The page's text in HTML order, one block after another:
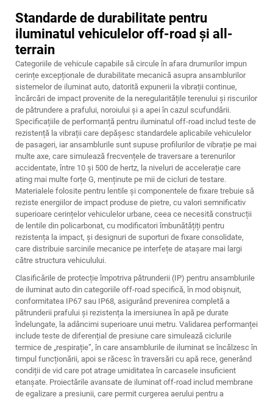
Standarde de durabilitate pentru
iluminatul vehiculelor off-road și all-
terrain
Categoriile de vehicule capabile să circule în afara drumurilor impun
cerințe excepționale de durabilitate mecanică asupra ansamblurilor
sistemelor de iluminat auto, datorită expunerii la vibrații continue,
încărcări de impact provenite de la neregularitățile terenului și riscurilor
de pătrundere a prafului, noroiului și a apei în cazul scufundării.
Specificațiile de performanță pentru iluminatul off-road includ teste de
rezistență la vibrații care depășesc standardele aplicabile vehiculelor
de pasageri, iar ansamblurile sunt supuse profilurilor de vibrație pe mai
multe axe, care simulează frecvențele de traversare a terenurilor
accidentate, între 10 și 500 de hertz, la niveluri de accelerație care
ating mai multe forțe G, menținute pe mii de cicluri de testare.
Materialele folosite pentru lentile și componentele de fixare trebuie să
reziste energiilor de impact produse de pietre, cu valori semnificativ
superioare cerințelor vehiculelor urbane, ceea ce necesită construcții
de lentile din policarbonat, cu modificatori îmbunătățiți pentru
rezistența la impact, și designuri de suporturi de fixare consolidate,
care distribuie sarcinile mecanice pe interfețe de atașare mai largi
către structura vehiculului.
Clasificările de protecție împotriva pătrunderii (IP) pentru ansamblurile
de iluminat auto din categoriile off-road specifică, în mod obișnuit,
conformitatea IP67 sau IP68, asigurând prevenirea completă a
pătrunderii prafului și rezistența la imersiunea în apă pe durate
îndelungate, la adâncimi superioare unui metru. Validarea performanței
include teste de diferențial de presiune care simulează ciclurile
termice de „respirație”, în care ansamblurile de iluminat se încălzesc în
timpul funcționării, apoi se răcesc în traversări cu apă rece, generând
condiții de vid care pot atrage umiditatea în carcasele insuficient
etanșate. Proiectările avansate de iluminat off-road includ membrane
de egalizare a presiunii, care permit curgerea aerului pentru a